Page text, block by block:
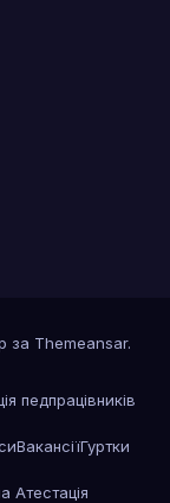
за Themeansar.
педпрацівників
ВакансіїГуртки
Атестація